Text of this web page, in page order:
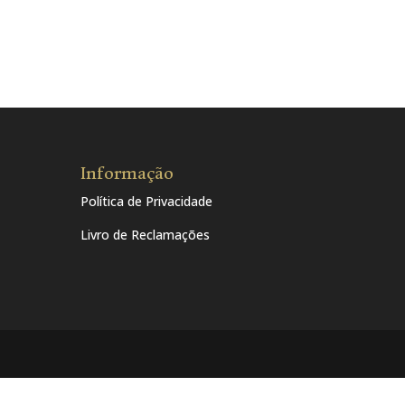
Informação
Política de Privacidade
Livro de Reclamações